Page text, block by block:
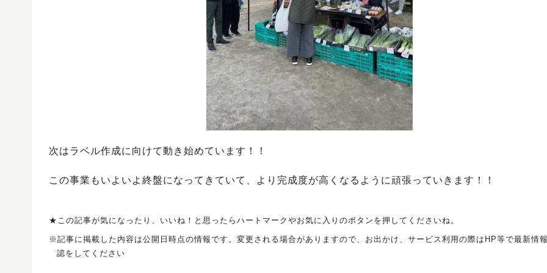
次はラベル作成に向けて動き始めています！！
この事業もいよいよ終盤になってきていて、より完成度が高くなるように頑張っていきます！！
★この記事が気になったり、いいね！と思ったらハートマークやお気に入りのボタンを押してくださいね。
※記事に掲載した内容は公開日時点の情報です。変更される場合がありますので、お出かけ、サービス利用の際はHP等で最新情
認をしてください